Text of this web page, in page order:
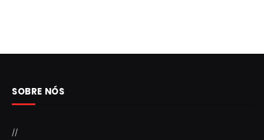
SOBRE NÓS
//